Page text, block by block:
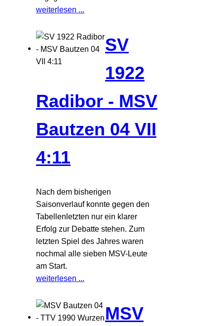
weiterlesen ...
SV
1922
Radibor - MSV
Bautzen 04 VII
4:11
Nach dem bisherigen
Saisonverlauf konnte gegen den
Tabellenletzten nur ein klarer
Erfolg zur Debatte stehen. Zum
letzten Spiel des Jahres waren
nochmal alle sieben MSV-Leute
am Start.
weiterlesen ...
MSV